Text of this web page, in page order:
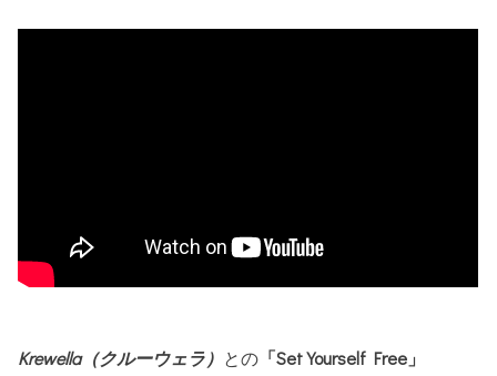
Krewella（クルーウェラ） との 「Set Yourself Free」